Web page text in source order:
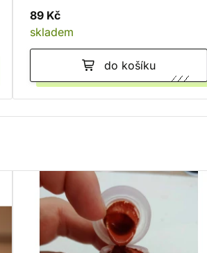
89 Kč
skladem
do košíku